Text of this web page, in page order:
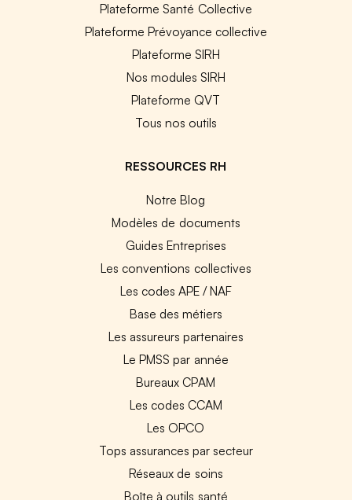
Plateforme Santé Collective
Plateforme Prévoyance collective
Plateforme SIRH
Nos modules SIRH
Plateforme QVT
Tous nos outils
RESSOURCES RH
Notre Blog
Modèles de documents
Guides Entreprises
Les conventions collectives
Les codes APE / NAF
Base des métiers
Les assureurs partenaires
Le PMSS par année
Bureaux CPAM
Les codes CCAM
Les OPCO
Tops assurances par secteur
Réseaux de soins
Boîte à outils santé